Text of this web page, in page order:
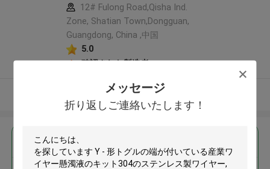
メッセージ
折り返しご連絡いたします！
12# Fulong Road,Qisha Ind.
Zone, Shatian Town,Dongguan,
Guangdong, China ,中国
5.0
確認された製造者
多くを見て下さい